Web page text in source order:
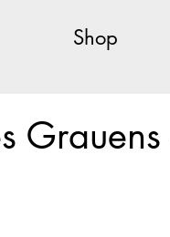
Shop